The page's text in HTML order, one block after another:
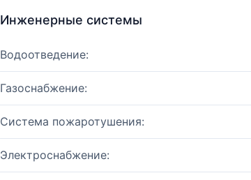
Инженерные системы
Водоотведение:
Газоснабжение:
Система пожаротушения:
Электроснабжение: